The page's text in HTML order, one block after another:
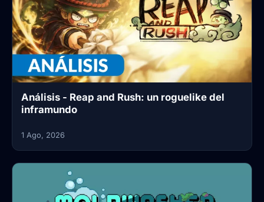
Análisis - Reap and Rush: un roguelike del
inframundo
1 Ago, 2026